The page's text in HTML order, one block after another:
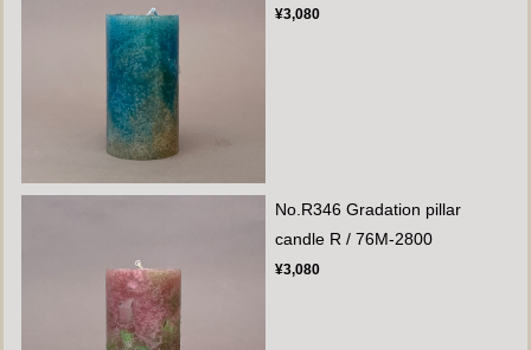
¥3,080
No.R346 Gradation pillar
candle R / 76M-2800
¥3,080